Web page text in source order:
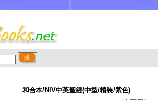
和合本/NIV中英聖經(中型/精裝/紫色)